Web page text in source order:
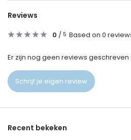
Reviews
0 / 5 Based on 0
Er zijn nog geen reviews
Schrijf je eigen review
Recent bekeken